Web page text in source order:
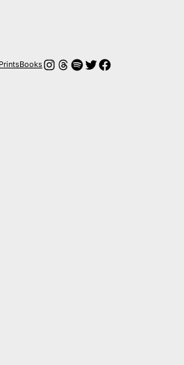
PrintsBooksInstagram
Hilos
Spotify
Twitter
Facebook